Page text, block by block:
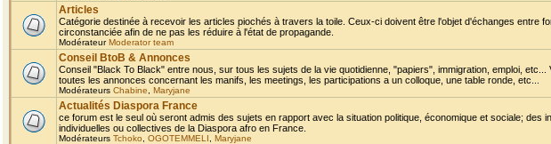
Articles
Catégorie destinée à recevoir les articles piochés à travers la toile. Ceux-ci doivent être l'objet d'échanges entre
circonstanciée afin de ne pas les réduire à l'état de propagande.
ModérateurModerator team
Conseil BtoB & Annonces
Conseil "Black To Black" entre nous, sur tous les sujets de la vie quotidienne, "papiers", immigration, emploi,
toutes les annonces concernant les manifs, les meetings, les participations a un colloque, une table ronde, etc...
Modérateurs Chabine Maryjane
Actualités Diaspora France
ce forum est le seul où seront admis des sujets en rapport avec la situation politique, économique et sociale; des
individuelles ou collectives de la Diaspora afro en France.
Modérateurs Tchoko OGOTEMMELI Maryjane